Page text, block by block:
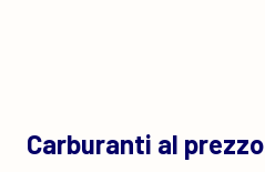
Carburanti al